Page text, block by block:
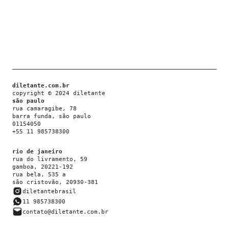
diletante.com.br
copyright © 2024 diletante
são paulo
rua camaragibe, 78
barra funda, são paulo
01154050
+55 11 985738300
rio de janeiro
rua do livramento, 59
gamboa, 20221-192
rua bela, 535 a
são cristovão, 20930-381
diletantebrasil
11 985738300
contato@diletante.com.br